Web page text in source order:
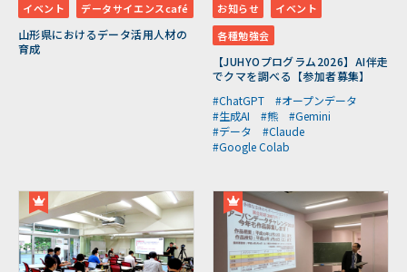
イベント データサイエンスcafé
山形県におけるデータ活用人材の
育成
お知らせ
イベント
各種勉強会
【JUHYOプログラム2026】AI伴走
でクマを調べる【参加者募集】
#ChatGPT
#オープンデータ
#生成AI
#熊
#Gemini
#データ
#Claude
#Google Colab